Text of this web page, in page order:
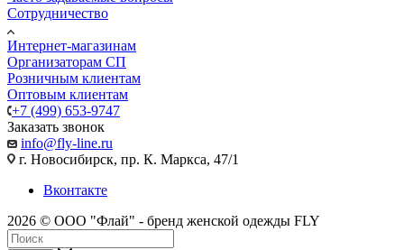
Сотрудничество
Интернет-магазинам
Организаторам СП
Розничным клиентам
Оптовым клиентам
+7 (499) 653-9747
Заказать звонок
info@fly-line.ru
г. Новосибирск, пр. К. Маркса, 47/1
Вконтакте
2026 © ООО "Флай" - бренд женской одежды FLY